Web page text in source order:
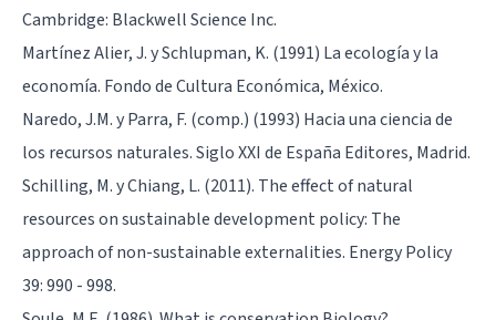
Cambridge: Blackwell Science Inc.
Martínez Alier, J. y Schlupman, K. (1991) La ecología y la
economía. Fondo de Cultura Económica, México.
Naredo, J.M. y Parra, F. (comp.) (1993) Hacia una ciencia de
los recursos naturales. Siglo XXI de España Editores, Madrid.
Schilling, M. y Chiang, L. (2011). The effect of natural
resources on sustainable development policy: The
approach of non-sustainable externalities. Energy Policy
39: 990 - 998.